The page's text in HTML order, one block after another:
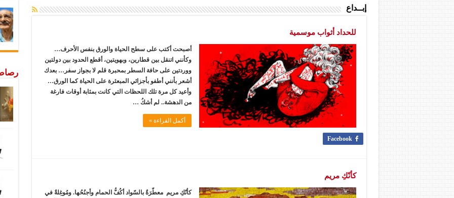
إبــداع
للحداد أثواب موسمية
أصبحت أكتب على سطح الحياة والورق بنفس الأحرف…
وكأنني اتنقل بين قطارين، وبهويتين، أقطع الحدود بين دولتين
ووردتين على حافة السطر بمحبرة قلم لا بجواز سفر… بعدك
أشعر بأنني أطفو بأجزائي المبعثرة على الحياة كما الورق…
وأعيد كل مرة تلك اللحظات التي كانت بمثابة أوقات فارغة
من الدهشة.. لم أشكُ …
أكمل القراءة »
Facebook
كأنّكِ مريم
كأنّكِ مريم معطّرَةٌ بالسّواد أكُفُّ الحمام وأجنُحُها. ومُوغِلةٌ في